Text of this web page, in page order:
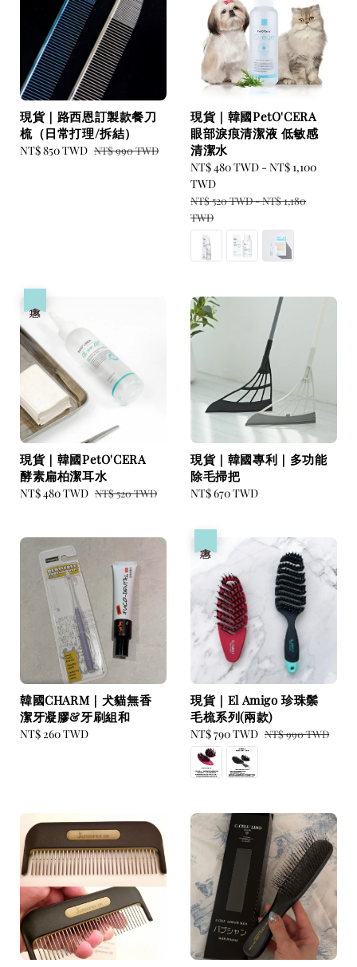
現貨｜路西恩訂製款餐刀
梳（日常打理/拆結）
Sale
NT$ 850 TWD Regular
NT$ 990 TWD
現貨｜韓國PetO'CERA
眼部淚痕清潔液 低敏感
清潔水
Sale
price
NT$ 480 TWD - NT$ 1,100
TWD
Regular
price
NT$ 520 TWD-NT$ 1,180
TWD
現貨｜韓國PetO'CERA
酵素扁柏潔耳水
Sale
NT$ 480 TWD Regular
NT$ 520 TWD
現貨｜韓國專利｜多功能
除毛掃把
Regular
NT$ 670 TWD
韓國CHARM｜犬貓無香
潔牙凝膠&牙刷組和
Regular
NT$ 260 TWD
現貨｜El Amigo 珍珠鬃
毛梳系列(兩款)
Sale
price
NT$ 790 TWD Regular
NT$ 990 TWD